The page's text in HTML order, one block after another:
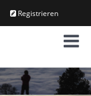
Registrieren
M
e
n
ü